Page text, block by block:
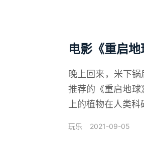
电影《重启地
晚上回来，米下
推荐的《重启地
上的植物在人类
玩乐 2021-09-05